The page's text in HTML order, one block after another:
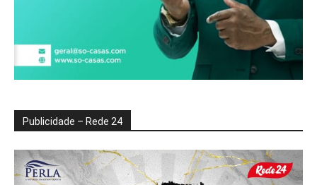
Publicidade – Rede 24